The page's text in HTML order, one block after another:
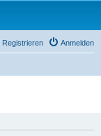
Anmelden
Registrieren